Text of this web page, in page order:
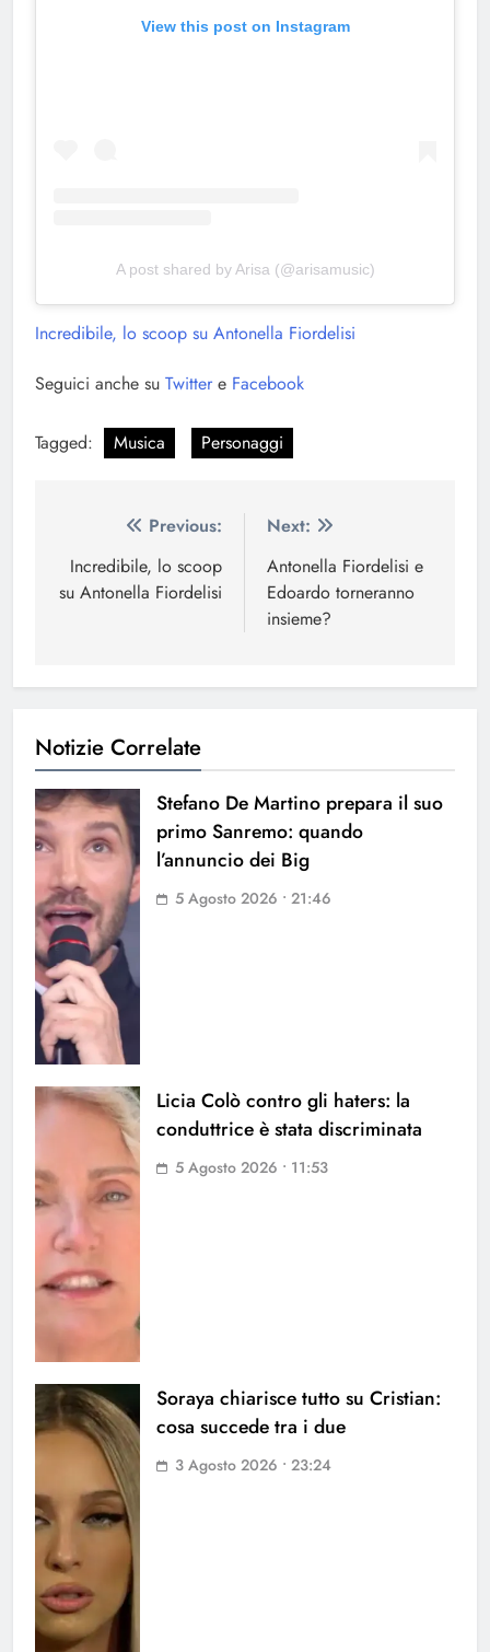
View this post on Instagram
A post shared by Arisa (@arisamusic)
Incredibile, lo scoop su Antonella Fiordelisi
Seguici anche su Twitter e Facebook
Tagged: Musica Personaggi
Navigazione
articoli
Previous:
Incredibile, lo scoop
su Antonella Fiordelisi
Next:
Antonella Fiordelisi e
Edoardo torneranno
insieme?
Notizie Correlate
Stefano De Martino prepara il suo
primo Sanremo: quando
l’annuncio dei Big
5 Agosto 2026 • 21:46
Licia Colò contro gli haters: la
conduttrice è stata discriminata
5 Agosto 2026 • 11:53
Soraya chiarisce tutto su Cristian:
cosa succede tra i due
3 Agosto 2026 • 23:24